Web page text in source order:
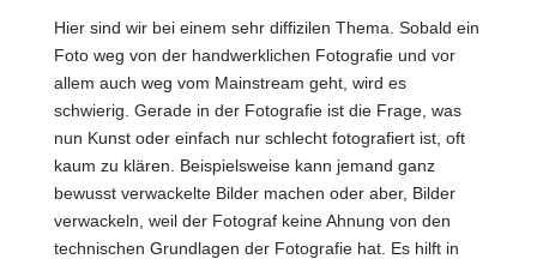
Hier sind wir bei einem sehr diffizilen Thema. Sobald ein
Foto weg von der handwerklichen Fotografie und vor
allem auch weg vom Mainstream geht, wird es
schwierig. Gerade in der Fotografie ist die Frage, was
nun Kunst oder einfach nur schlecht fotografiert ist, oft
kaum zu klären. Beispielsweise kann jemand ganz
bewusst verwackelte Bilder machen oder aber, Bilder
verwackeln, weil der Fotograf keine Ahnung von den
technischen Grundlagen der Fotografie hat. Es hilft in